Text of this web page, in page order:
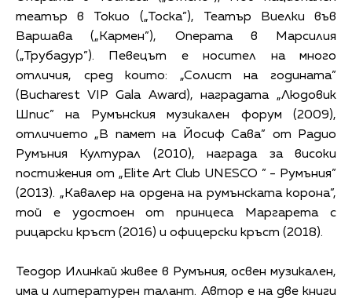
театър в Токио („Тоска”), Театър Виелки във
Варшава („Кармен”), Операта в Марсилия
(„Трубадур”). Певецът е носител на много
отличия, сред които: „Солист на годината”
(Bucharest VIP Gala Award), наградата „Людовик
Шпис” на Румънския музикален форум (2009),
отличието „В памет на Йосиф Сава” от Радио
Румъния Културал (2010), награда за високи
постижения от „Elite Art Club UNESCO ” - Румъния”
(2013). „Кавалер на ордена на румънската корона”,
той е удостоен от принцеса Маргарета с
рицарски кръст (2016) и офицерски кръст (2018).
Теодор Илинкай живее в Румъния, освен музикален,
има и литературен талант. Автор е на две книги